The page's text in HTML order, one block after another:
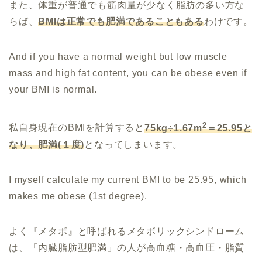
また、体重が普通でも筋肉量が少なく脂肪の多い方な
らば、BMIは正常でも肥満であることもあるわけです。
And if you have a normal weight but low muscle
mass and high fat content, you can be obese even if
your BMI is normal.
私自身現在のBMIを計算すると 75kg÷1.67m2＝25.95と
なり、肥満(１度)となってしまいます。
I myself calculate my current BMI to be 25.95, which
makes me obese (1st degree).
よく『メタボ』と呼ばれるメタボリックシンドローム
は、「内臓脂肪型肥満」の人が高血糖・高血圧・脂質